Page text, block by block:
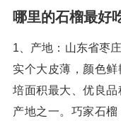
哪里的石榴最好
1、产地：山东省枣
实个大皮薄，颜色
培面积最大、优良
产地之一。巧家石